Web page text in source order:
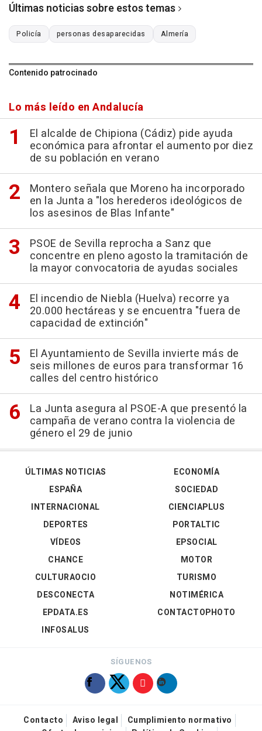
Últimas noticias sobre estos temas
Policía personas desaparecidas Almería
Contenido patrocinado
Lo más leído en Andalucía
El alcalde de Chipiona (Cádiz) pide ayuda
económica para afrontar el aumento por diez
de su población en verano
Montero señala que Moreno ha incorporado
en la Junta a "los herederos ideológicos de
los asesinos de Blas Infante"
PSOE de Sevilla reprocha a Sanz que
concentre en pleno agosto la tramitación de
la mayor convocatoria de ayudas sociales
El incendio de Niebla (Huelva) recorre ya
20.000 hectáreas y se encuentra "fuera de
capacidad de extinción"
El Ayuntamiento de Sevilla invierte más de
seis millones de euros para transformar 16
calles del centro histórico
La Junta asegura al PSOE-A que presentó la
campaña de verano contra la violencia de
género el 29 de junio
ÚLTIMAS NOTICIAS
ESPAÑA
INTERNACIONAL
DEPORTES
VÍDEOS
ECONOMÍA
SOCIEDAD
CIENCIAPLUS
PORTALTIC
EPSOCIAL
CHANCE
CULTURAOCIO
DESCONECTA
EPDATA.ES
INFOSALUS
MOTOR
TURISMO
NOTIMÉRICA
CONTACTOPHOTO
SÍGUENOS
Contacto Aviso legal
Cumplimiento normativo